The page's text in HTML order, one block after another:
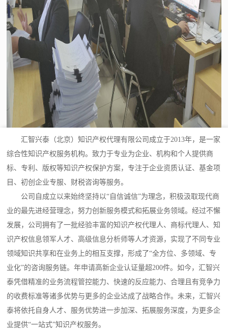
汇智兴泰（北京）知识产权代理有限公司成立于2013年，是一家
综合性知识产权服务机构。致力于专业为企业、机构和个人提供商
标、专利、版权等知识产权保护方案，专注于企业资质认证、基金项
目、初创企业专服、财税咨询等服务。
公司自成立以来始终坚持以“自信诚信”为理念，积极汲取现代商
业的最先进经营理念，努力创新服务模式和拓展业务领域。经过不懈
发展，公司拥有了一批经验丰富的知识产权代理人、商标代理人、知
识产权信息领军人才、高级信息分析师等人才资源，实现了不同专业
领域知识共享和在业务上的相互支撑，形成了“全方位、多领域、专
业化”的咨询服务链。年申请高新企业认证量超200件。如今，汇智兴
泰凭借精准的业务流程管控能力、快速的反应能力、合理且有竞争力
的收费标准等诸多优势与更多的企业达成了战略合作。未来，汇智兴
泰将依托自身人才、服务优势进一步加深、拓展服务深度，为更多企
业提供“一站式”知识产权服务。